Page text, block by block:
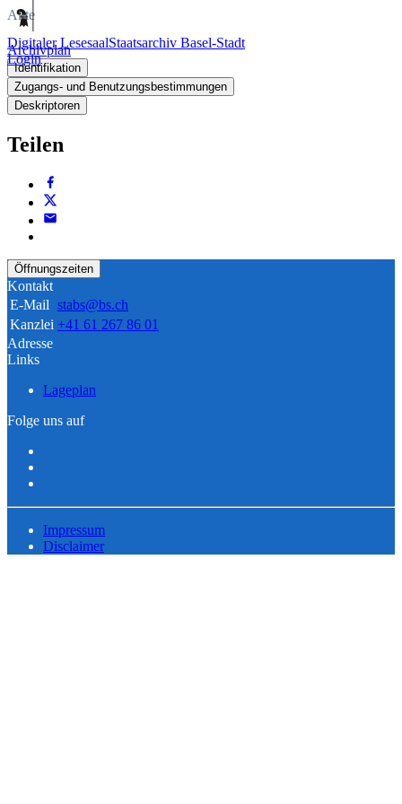
Digitaler LesesaalStaatsarchiv Basel-Stadt
Login
Akte
Archivplan
Identifikation
Zugangs- und Benutzungsbestimmungen
Deskriptoren
Teilen
Öffnungszeiten
Kontakt
E-Mail stabs@bs.ch
Kanzlei +41 61 267 86 01
Adresse
Links
Lageplan
Folge uns auf
Impressum
Disclaimer